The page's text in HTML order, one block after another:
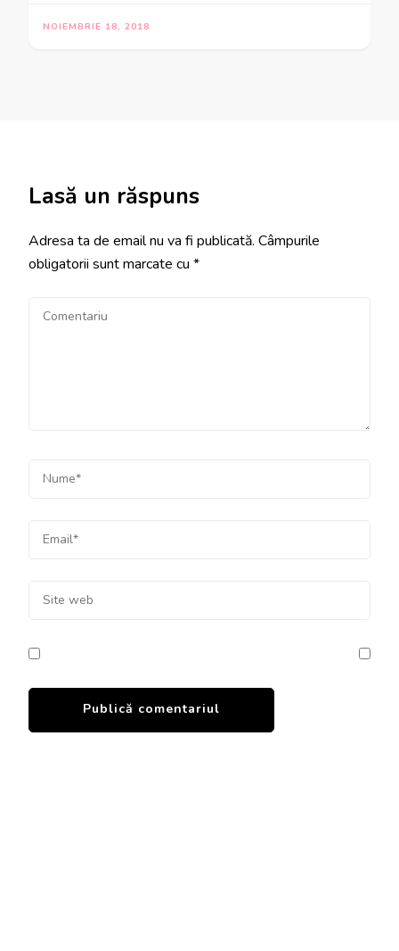
NOIEMBRIE 18, 2018
Lasă un răspuns
Adresa ta de email nu va fi publicată. Câmpurile
obligatorii sunt marcate cu *